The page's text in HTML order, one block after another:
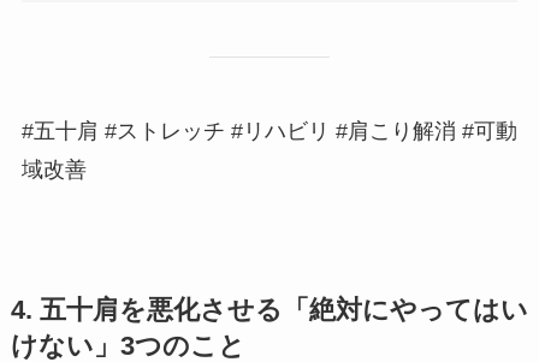
#五十肩 #ストレッチ #リハビリ #肩こり解消 #可動
域改善
4. 五十肩を悪化させる「絶対にやってはい
けない」3つのこと